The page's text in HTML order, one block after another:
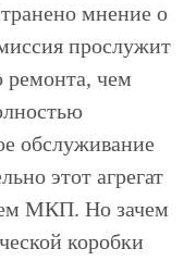
мнение о
прослужит
ремонта, чем
обслуживание
этот агрегат
МКП. Но зачем
коробки